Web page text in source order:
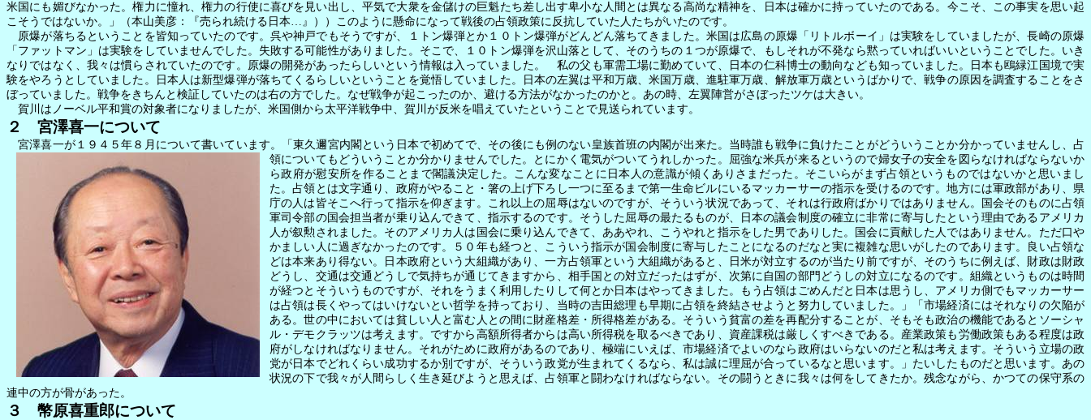
米国にも媚びなかった。権力に憧れ、権力の行使に喜びを見い出し、平気で大衆を金儲けの巨魁たち差し出す卑小な人間とは異なる高尚な精神を、日本は確かに持っていたのである。今こそ、この事実を思い起
こそうではないか。」（本山美彦：『売られ続ける日本…』））このように懸命になって戦後の占領政策に反抗していた人たちがいたのです。
原爆が落ちるということを皆知っていたのです。呉や神戸でもそうですが、１トン爆弾とか１０トン爆弾がどんどん落ちてきました。米国は広島の原爆「リトルボーイ」は実験をしていましたが、長崎の原爆
「ファットマン」は実験をしていませんでした。失敗する可能性がありました。そこで、１０トン爆弾を沢山落として、そのうちの１つが原爆で、もしそれが不発なら黙っていればいいということでした。いき
なりではなく、我々は慣らされていたのです。原爆の開発があったらしいという情報は入っていました。 私の父も軍需工場に勤めていて、日本の仁科博士の動向なども知っていました。日本も鴎緑江国境で実
験をやろうとしていました。日本人は新型爆弾が落ちてくるらしいということを覚悟していました。日本の左翼は平和万歳、米国万歳、進駐軍万歳、解放軍万歳というばかりで、戦争の原因を調査することをさ
ぼっていました。戦争をきちんと検証していたのは右の方でした。なぜ戦争が起こったのか、避ける方法がなかったのかと。あの時、左翼陣営がさぼったツケは大きい。
賀川はノーベル平和賞の対象者になりましたが、米国側から太平洋戦争中、賀川が反米を唱えていたということで見送られています。
２ 宮澤喜一について
宮澤喜一が１９４５年８月について書いています。「東久邇宮内閣という日本で初めてで、その後にも例のない皇族首班の内閣が出来た。当時誰も戦争に負けたことがどういう ことか分かっていませんし、占
領についてもどういうことか分かりませんでした。とにかく電気がついてうれしかった。屈強な米兵が来るというので婦女子の安全を図らなければならないか
ら政府が慰安所を作ることまで閣議決定した。こんな変なことに日本人の意識が傾くありさまだった。そこいらがまず占領というものではないかと思いまし
た。占領とは文字通り、政府がやること・箸の上げ下ろし一つに至るまで第一生命ビルにいるマッカーサーの指示を受けるのです。地方には軍政部があり、県
庁の人は皆そこへ行って指示を仰ぎます。これ以上の屈辱はないのですが、そういう状況であって、それは行政府ばかりではありません。国会そのものに占領
軍司令部の国会担当者が乗り込んできて、指示するのです。そうした屈辱の最たるものが、日本の議会制度の確立に非常に寄与したという理由であるアメリカ
人が叙勲されました。そのアメリカ人は国会に乗り込んできて、ああやれ、こうやれと指示をした男でありした。国会に貢献した人ではありません。ただ口や
かましい人に過ぎなかったのです。５０年も経つと、こういう指示が国会制度に寄与したことになるのだなと実に複雑な思いがしたのであります。良い占領な
どは本来あり得ない。日本政府という大組織があり、一方占領軍という大組織があると、日米が対立するのが当たり前ですが、そのうちに例えば、財政は財政
どうし、交通は交通どうしで気持ちが通じてきますから、相手国との対立だったはずが、次第に自国の部門どうしの対立になるのです。組織というものは時間
が経つとそういうものですが、それをうまく利用したりして何とか日本はやってきました。もう占領はごめんだと日本は思うし、アメリカ側でもマッカーサー
は占領は長くやってはいけないとい哲学を持っており、当時の吉田総理も早期に占領を終結させようと努力していました。」「市場経済にはそれなりの欠陥が
ある。世の中においては貧しい人と富む人との間に財産格差・所得格差がある。そういう貧富の差を再配分することが、そもそも政治の機能であるとソーシャ
ル・デモクラッツは考えます。ですから高額所得者からは高い所得税を取るべきであり、資産課税は厳しくすべきである。産業政策も労働政策もある程度は政
府がしなければなりません。それがために政府があるのであり、極端にいえば、市場経済でよいのなら政府はいらないのだと私は考えます。そういう立場の政
党が日本でどれくらい成功するか別ですが、そういう政党が生まれてくるなら、私は誠に理屈が合っているなと思います。」たいしたものだと思います。あの
状況の下で我々が人間らしく生き延びようと思えば、占領軍と闘わなければならない。その闘うときに我々は何をしてきたか。残念ながら、かつての保守系の
連中の方が骨があった。
３ 幣原喜重郎について